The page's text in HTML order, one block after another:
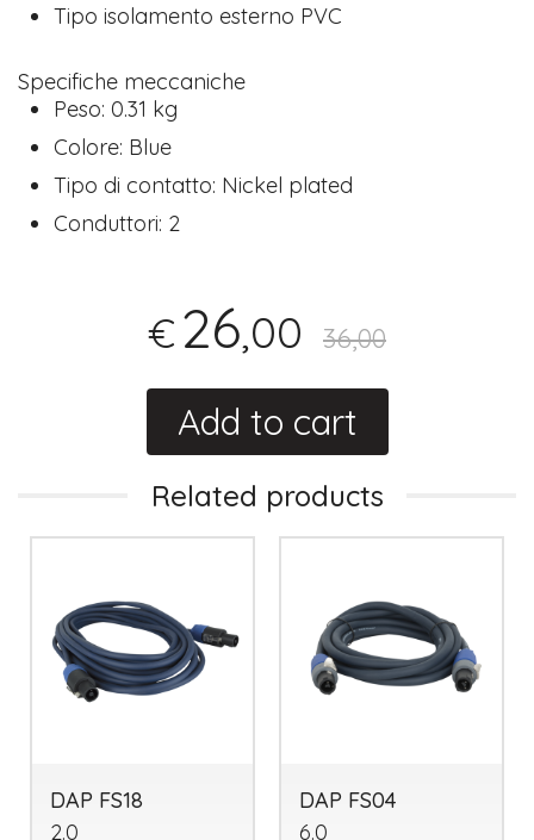
Tipo isolamento esterno PVC
Specifiche meccaniche
Peso: 0.31 kg
Colore: Blue
Tipo di contatto: Nickel plated
Conduttori: 2
€26,00 36,00
Add to cart
Related products
DAP FS18
2.0
DAP FS04
6.0